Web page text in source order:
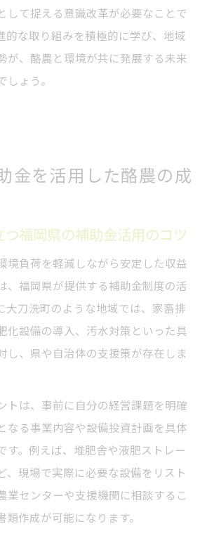
して捉える意識改革が必要なことで
的な取り組みを積極的に学び、地域
が、酪農と環境が共に発展する未来
ょう。
金を活用した酪農の成
福岡県の補助金活用のコツ
境負荷を軽減しながら安定した収益
、福岡県が提供する補助金制度の活
大刀洗町のような地域では、家畜排
化設備の導入、汚水対策といった具
し、県や自治体の支援策が存在しま
トは、事前に自分の経営課題を明確
なる事業内容や設備投資計画を具体
す。例えば、堆肥舎や液肥ストレー
、現場で実際に必要な設備をリスト
業センターや支援機関に相談するこ
類作成が可能になります。